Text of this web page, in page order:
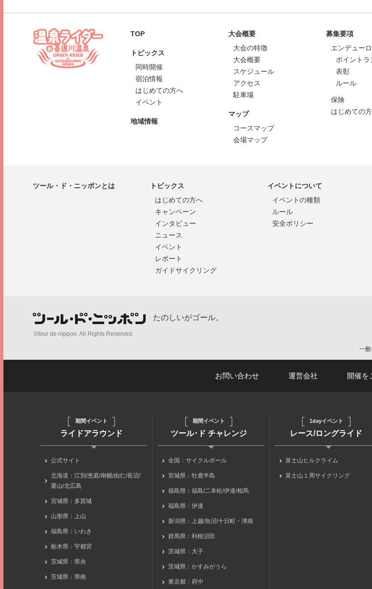
TOP
トピックス
同時開催
宿泊情報
はじめての方へ
イベント
地域情報
大会概要
大会の特徴
大会概要
スケジュール
アクセス
駐車場
マップ
コースマップ
会場マップ
募集要項
エンデューロ
ポイント
表彰
ルール
保険
はじめての
ツール・ド・ニッポンとは
トピックス
はじめての方へ
キャンペーン
インタビュー
ニュース
イベント
レポート
ガイドサイクリング
イベントについて
イベントの種類
ルール
安全ポリシー
たのしいがゴール。
©tour de nippon. All Rights Reserved.
一
お問い合わせ 運営会社 開催を
期間イベント
ライドアラウンド
公式サイト
北海道：江別/恵庭/南幌/由仁/長沼/
栗山/北広島
宮城県：多賀城
山形県：上山
福島県：いわき
栃木県：宇都宮
茨城県：県央
茨城県：県南
期間イベント
ツール･ド チャレンジ
全国：サイクルボール
宮城県：牡鹿半島
福島県：福島/二本松/伊達/相馬
福島県：伊達
新潟県：上越/魚沼/十日町・津南
群馬県：利根沼田
茨城県：大子
茨城県：かすみがうら
東京都：府中
1dayイベント
レース/ロングライド
富士山ヒルクライム
富士山１周サイクリング